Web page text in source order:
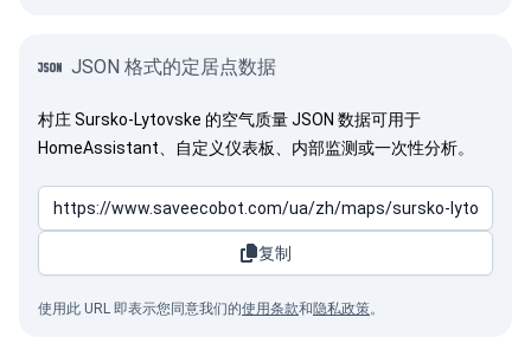
JSON 格式的定居点数据
村庄 Sursko-Lytovske 的空气质量 JSON 数据可用于
HomeAssistant、自定义仪表板、内部监测或一次性分析。
复制
使用此 URL 即表示您同意我们的使用条款和隐私政策。